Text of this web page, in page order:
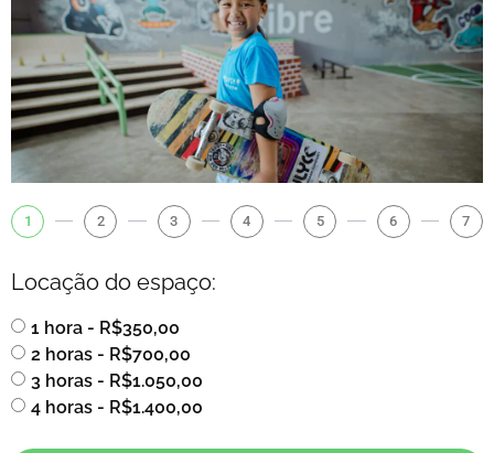
1 2 3 4 5 6 7
Locação do espaço:
1 hora - R$350,00
2 horas - R$700,00
3 horas - R$1.050,00
4 horas - R$1.400,00